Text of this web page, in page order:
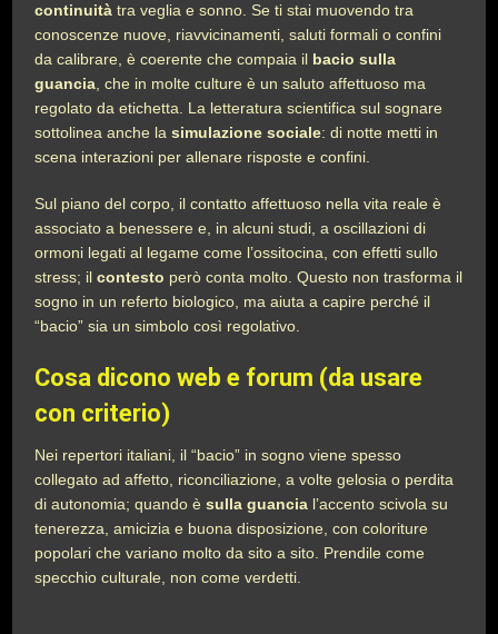
continuità tra veglia e sonno. Se ti stai muovendo tra
conoscenze nuove, riavvicinamenti, saluti formali o confini
da calibrare, è coerente che compaia il bacio sulla
guancia , che in molte culture è un saluto affettuoso ma
regolato da etichetta. La letteratura scientifica sul sognare
sottolinea anche lasimulazione sociale: di notte metti in
scena interazioni per allenare risposte e confini.
Sul piano del corpo, il contatto affettuoso nella vita reale è
associato a benessere e, in alcuni studi, a oscillazioni di
ormoni legati al legame come l’ossitocina, con effetti sullo
stress; ilcontesto però conta molto. Questo non trasforma il
sogno in un referto biologico, ma aiuta a capire perché il
“bacio” sia un simbolo così regolativo.
Cosa dicono web e forum (da usare
con criterio)
Nei repertori italiani, il “bacio” in sogno viene spesso
collegato ad affetto, riconciliazione, a volte gelosia o perdita
di autonomia; quando èsulla guancia l’accento scivola su
tenerezza, amicizia e buona disposizione, con coloriture
popolari che variano molto da sito a sito. Prendile come
specchio culturale, non come verdetti.